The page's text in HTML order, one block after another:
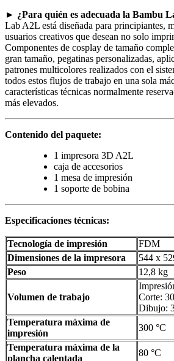
► ¿Para quién es adecuada la Bambu
Lab A2L está diseñada para principiantes,
usuarios creativos que desean no solo
Componentes de cosplay de tamaño
gran tamaño, pegatinas personalizadas,
patrones multicolores realizados con el
todos estos flujos de trabajo en una sola
características técnicas normalmente
más elevados.
Contenido del paquete:
1 impresora 3D A2L
caja de accesorios
1 mesa de impresión
1 soporte de bobina
Especificaciones técnicas:
Tecnología de impresión
FDM
Dimensiones de la impresora
544 x
Peso
12,8 kg
Volumen de trabajo
Corte:
Dibujo:
Temperatura máxima de
impresión
300 °C
Temperatura máxima de la
plancha calentada
80 °C